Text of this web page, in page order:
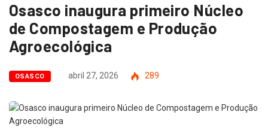
Osasco inaugura primeiro Núcleo
de Compostagem e Produção
Agroecológica
OSASCO abril 27, 2026 289